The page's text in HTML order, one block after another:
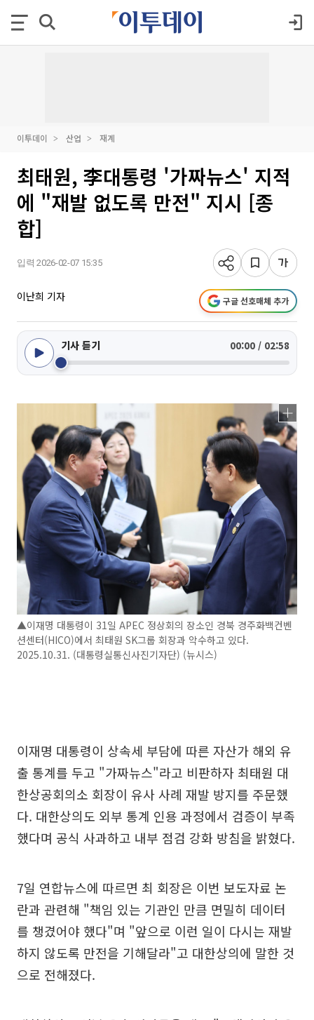
이투데이 산업 재계
최태원, 李대통령 '가짜뉴스' 지적
에 "재발 없도록 만전" 지시 [종
합]
입력 2026-02-07 15:35
이난희 기자 구글 선호매체 추가
기사 듣기 00:00 / 02:58
▲이재명 대통령이 31일 APEC 정상회의 장소인 경북 경주화백컨벤
션센터(HICO)에서 최태원 SK그룹 회장과 악수하고 있다.
2025.10.31. (대통령실통신사진기자단) (뉴시스)
이재명 대통령이 상속세 부담에 따른 자산가 해외 유
출 통계를 두고 "가짜뉴스"라고 비판하자 최태원 대
한상공회의소 회장이 유사 사례 재발 방지를 주문했
다. 대한상의도 외부 통계 인용 과정에서 검증이 부족
했다며 공식 사과하고 내부 점검 강화 방침을 밝혔다.
7일 연합뉴스에 따르면 최 회장은 이번 보도자료 논
란과 관련해 "책임 있는 기관인 만큼 면밀히 데이터
를 챙겼어야 했다"며 "앞으로 이런 일이 다시는 재발
하지 않도록 만전을 기해달라"고 대한상의에 말한 것
으로 전해졌다.